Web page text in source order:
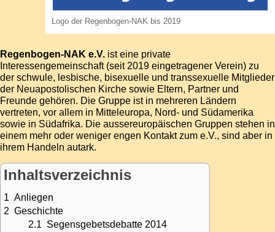
Logo der Regenbogen-NAK bis 2019
Regenbogen-NAK e.V. ist eine private
Interessengemeinschaft (seit 2019 eingetragener Verein) zu
der schwule, lesbische, bisexuelle und transsexuelle Mitglieder
der Neuapostolischen Kirche sowie Eltern, Partner und
Freunde gehören. Die Gruppe ist in mehreren Ländern
vertreten, vor allem in Mitteleuropa, Nord- und Südamerika
sowie in Südafrika. Die aussereuropäischen Gruppen stehen in
einem mehr oder weniger engen Kontakt zum e.V., sind aber in
ihrem Handeln autark.
Inhaltsverzeichnis
1 Anliegen
2 Geschichte
2.1 Segensgebetsdebatte 2014